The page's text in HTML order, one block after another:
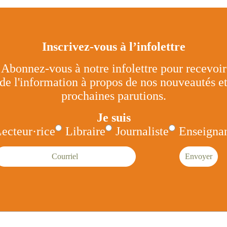
Inscrivez-vous à l’infolettre
Abonnez-vous à notre infolettre pour recevoir
de l'information à propos de nos nouveautés et
prochaines parutions.
Je suis
Libraire Journaliste
Envoyer